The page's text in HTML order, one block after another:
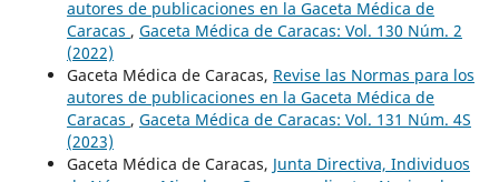
autores de publicaciones en la Gaceta Médica de
Caracas , Gaceta Médica de Caracas: Vol. 130 Núm. 2
(2022)
Gaceta Médica de Caracas, Revise las Normas para los
autores de publicaciones en la Gaceta Médica de
Caracas , Gaceta Médica de Caracas: Vol. 131 Núm. 4S
(2023)
Gaceta Médica de Caracas, Junta Directiva, Individuos